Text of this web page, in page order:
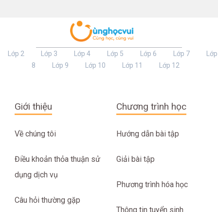
Lớp 2 Lớp 3 Lớp 4 Lớp 5 Lớp 6 Lớp 7
Lớp
8
Lớp 9 Lớp 10 Lớp 11 Lớp 12
Giới thiệu
Về chúng tôi
Điều khoản thỏa thuận sử
dụng dịch vụ
Câu hỏi thường gặp
Chương trình học
Hướng dẫn bài tập
Giải bài tập
Phương trình hóa học
Thông tin tuyển sinh